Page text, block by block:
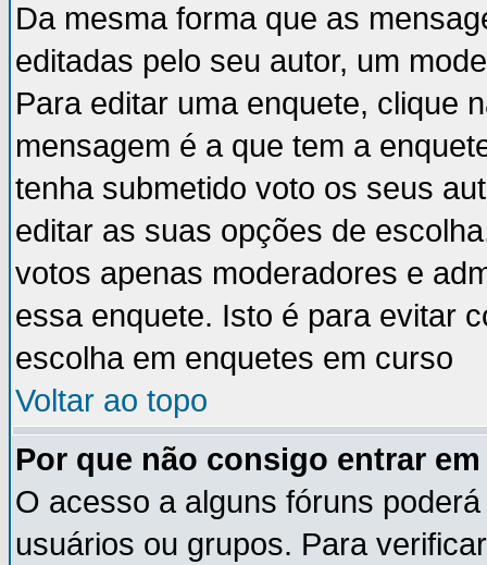
Da mesma forma que as
editadas pelo seu autor, um
Para editar uma enquete, clique
mensagem é a que tem a
tenha submetido voto os seus
editar as suas opções de
votos apenas moderadores e
essa enquete. Isto é para evitar
escolha em enquetes em curso
Voltar ao topo
Por que não consigo entrar
O acesso a alguns fóruns
usuários ou grupos. Para